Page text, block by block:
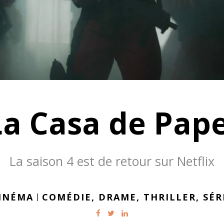
Casa de
La saison 4 est de retour sur Netflix
| COMÉDIE, DRAME, THRILLER,